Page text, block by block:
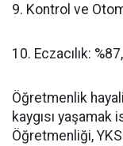
​9. Kontrol ve
​10. Eczacılık:
​Öğretmenlik
kaygısı
Öğretmenliği,